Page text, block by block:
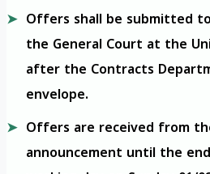
Offers shall be submitted
the General Court at the
after the Contracts
envelope.
Offers are received from
announcement until the